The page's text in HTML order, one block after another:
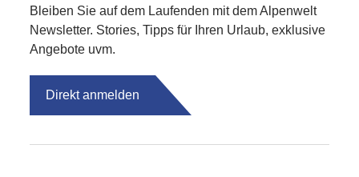
Bleiben Sie auf dem Laufenden mit dem Alpenwelt
Newsletter. Stories, Tipps für Ihren Urlaub, exklusive
Angebote uvm.
Direkt anmelden